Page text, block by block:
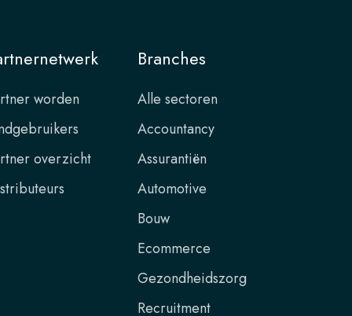
worden
overzicht
Branches
Alle sectoren
Accountancy
Assurantiën
Automotive
Bouw
Ecommerce
Gezondheidszorg
Recruitment